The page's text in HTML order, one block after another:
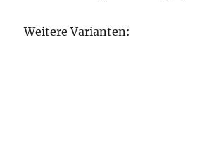
Weitere Varianten: